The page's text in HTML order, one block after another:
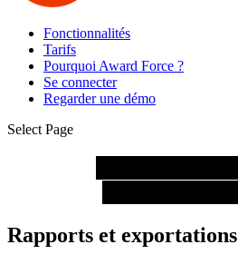
Fonctionnalités
Tarifs
Pourquoi Award Force ?
Se connecter
Regarder une démo
Select Page
Rapports et exportations